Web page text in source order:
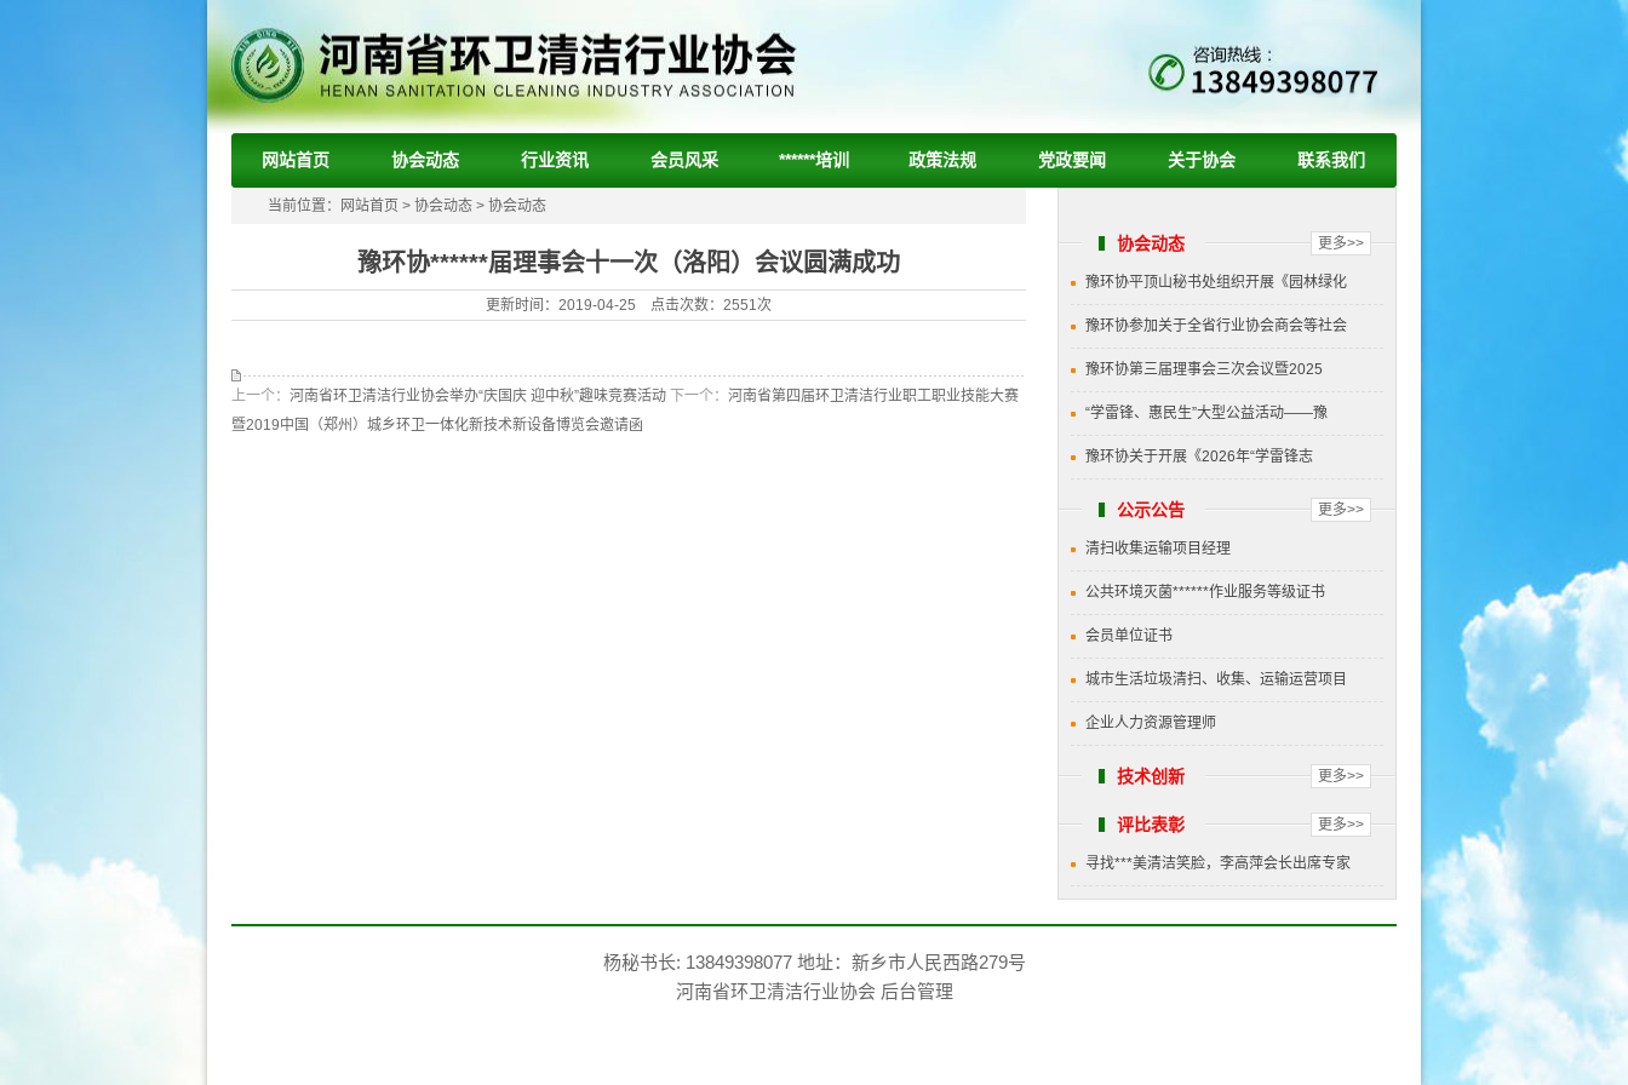
网站首页 协会动态 行业资讯 会员风采 ******培训 政策法规 党政要闻 关于协会 联系我们
更多>>
协会动态
豫环协平顶山秘书处组织开展《园林绿化
豫环协参加关于全省行业协会商会等社会
豫环协第三届理事会三次会议暨2025
“学雷锋、惠民生”大型公益活动——豫
豫环协关于开展《2026年“学雷锋志
更多>>
公示公告
清扫收集运输项目经理
公共环境灭菌******作业服务等级证书
会员单位证书
城市生活垃圾清扫、收集、运输运营项目
企业人力资源管理师
更多>>
技术创新
更多>>
评比表彰
寻找***美清洁笑脸，李高萍会长出席专家
当前位置： 网站首页 > 协会动态 > 协会动态
豫环协******届理事会十一次（洛阳）会议圆满成功
更新时间：2019-04-25 点击次数：2551次
上一个： 河南省环卫清洁行业协会举办“庆国庆 迎中秋”趣味竞赛活动 下一个： 河南省第四届环卫清洁行业职工职业技能大赛
暨2019中国（郑州）城乡环卫一体化新技术新设备博览会邀请函
杨秘书长: 13849398077 地址：新乡市人民西路279号
河南省环卫清洁行业协会 后台管理